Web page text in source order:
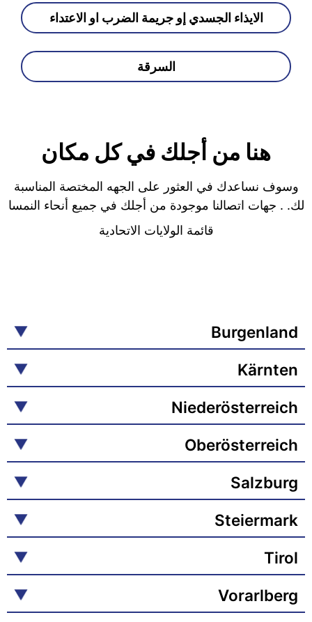
الايذاء الجسدي إو جريمة الضرب او الاعتداء
السرقة
هنا من أجلك في كل مكان
وسوف نساعدك في العثور على الجهه المختصة المناسبة
لك. . جهات اتصالنا موجودة من أجلك في جميع أنحاء النمسا
قائمة الولايات الاتحادية
Burgenland
Kärnten
Niederösterreich
Oberösterreich
Salzburg
Steiermark
Tirol
Vorarlberg